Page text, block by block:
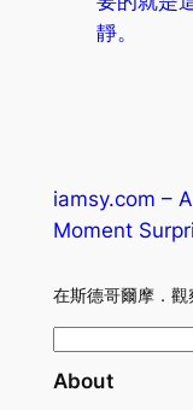
靜。
iamsy.com –
Moment
在斯德哥爾摩．
e
About